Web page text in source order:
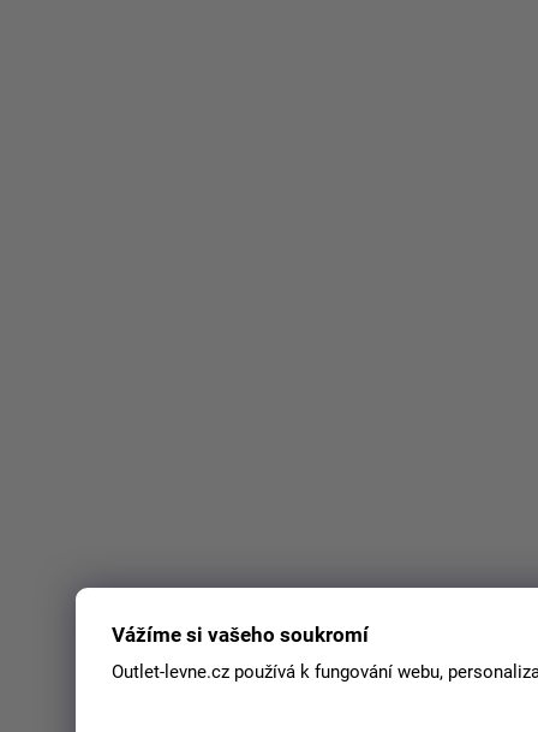
Vážíme si vašeho soukromí
Outlet-levne.cz používá k fungování webu,